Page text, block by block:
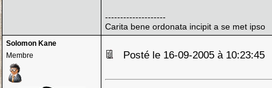
--------------------
Carita bene ordonata incipit a se met ipso
Solomon Kane
Membre
Posté le 16-09-2005 à